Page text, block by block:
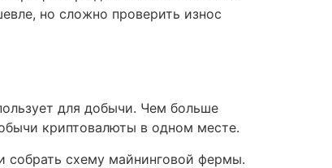
но сложно проверить износ
для добычи. Чем больше
криптовалюты в одном месте.
собрать схему майнинговой фермы.